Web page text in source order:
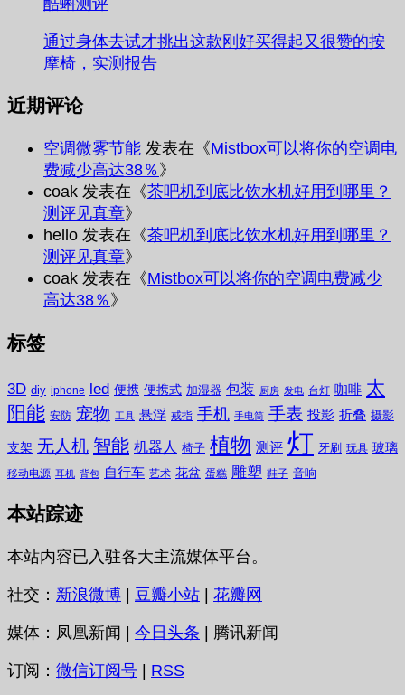
酷蝌测评
通过身体去试才挑出这款刚好买得起又很赞的按
摩椅，实测报告
近期评论
空调微雾节能 发表在《Mistbox可以将你的空调电
费减少高达38％ 》
coak 发表在《茶吧机到底比饮水机好用到哪里？
测评见真章》
hello 发表在《茶吧机到底比饮水机好用到哪里？
测评见真章》
coak 发表在《Mistbox可以将你的空调电费减少
高达38％ 》
标签
3D diy iphone led 便携 便携式 加湿器 包装 厨房 发电 台灯 咖啡 太
阳能 安防 宠物 工具 悬浮 戒指 手机 手电筒 手表 投影 折叠 摄影
支架 无人机 智能 机器人 椅子 植物 测评 灯 牙刷 玩具 玻璃
移动电源 耳机 背包 自行车 艺术 花盆 蛋糕 雕塑 鞋子 音响
本站踪迹
本站内容已入驻各大主流媒体平台。
社交： 新浪微博 豆瓣小站 花瓣网
媒体：凤凰新闻 | 今日头条 | 腾讯新闻
订阅： 微信订阅号 RSS